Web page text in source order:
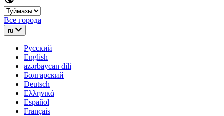
Все города
ru
Русский
English
azərbaycan dili
Болгарский
Deutsch
Ελληνικά
Español
Français